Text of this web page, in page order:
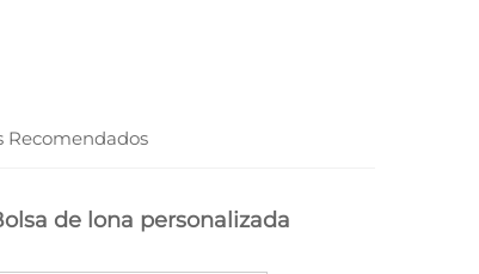
Recomendados
de lona personalizada